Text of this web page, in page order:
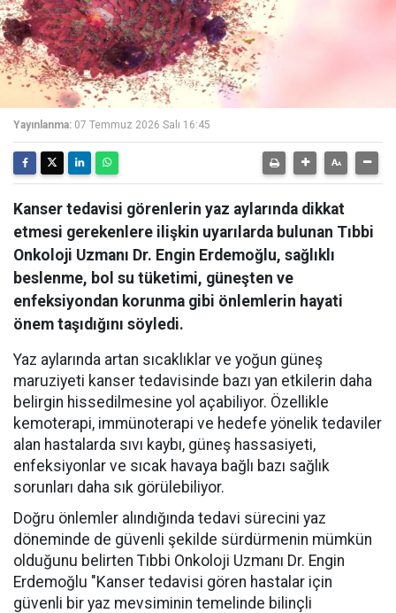
Yayınlanma: 07 Temmuz 2026 Salı 16:45
Kanser tedavisi görenlerin yaz aylarında dikkat
etmesi gerekenlere ilişkin uyarılarda bulunan Tıbbi
Onkoloji Uzmanı Dr. Engin Erdemoğlu, sağlıklı
beslenme, bol su tüketimi, güneşten ve
enfeksiyondan korunma gibi önlemlerin hayati
önem taşıdığını söyledi.
Yaz aylarında artan sıcaklıklar ve yoğun güneş
maruziyeti kanser tedavisinde bazı yan etkilerin daha
belirgin hissedilmesine yol açabiliyor. Özellikle
kemoterapi, immünoterapi ve hedefe yönelik tedaviler
alan hastalarda sıvı kaybı, güneş hassasiyeti,
enfeksiyonlar ve sıcak havaya bağlı bazı sağlık
sorunları daha sık görülebiliyor.
Doğru önlemler alındığında tedavi sürecini yaz
döneminde de güvenli şekilde sürdürmenin mümkün
olduğunu belirten Tıbbi Onkoloji Uzmanı Dr. Engin
Erdemoğlu "Kanser tedavisi gören hastalar için
güvenli bir yaz mevsiminin temelinde bilinçli